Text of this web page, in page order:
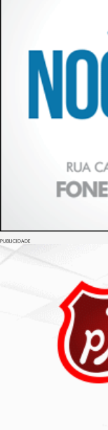
PUBLICIDADE